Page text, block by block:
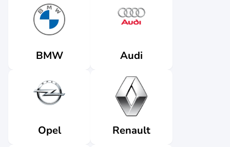
BMW Audi
Opel Renault